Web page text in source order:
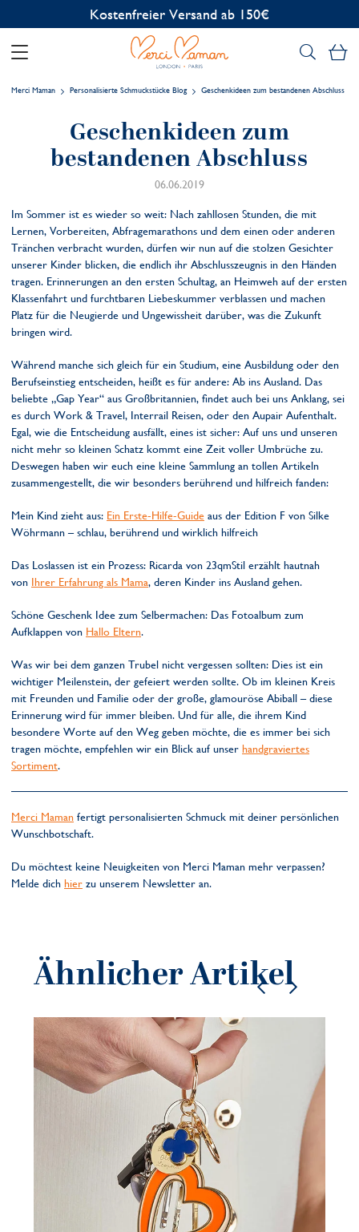
Kostenfreier Versand ab 150€
Merci Maman Personalisierte Schmuckstücke Blog Geschenkideen zum bestandenen Abschluss
Geschenkideen zum
bestandenen Abschluss
06.06.2019
Im Sommer ist es wieder so weit: Nach zahllosen Stunden, die mit
Lernen, Vorbereiten, Abfragemarathons und dem einen oder anderen
Tränchen verbracht wurden, dürfen wir nun auf die stolzen Gesichter
unserer Kinder blicken, die endlich ihr Abschlusszeugnis in den Händen
tragen. Erinnerungen an den ersten Schultag, an Heimweh auf der ersten
Klassenfahrt und furchtbaren Liebeskummer verblassen und machen
Platz für die Neugierde und Ungewissheit darüber, was die Zukunft
bringen wird.
Während manche sich gleich für ein Studium, eine Ausbildung oder den
Berufseinstieg entscheiden, heißt es für andere: Ab ins Ausland. Das
beliebte „Gap Year“ aus Großbritannien, findet auch bei uns Anklang, sei
es durch Work & Travel, Interrail Reisen, oder den Aupair Aufenthalt.
Egal, wie die Entscheidung ausfällt, eines ist sicher: Auf uns und unseren
nicht mehr so kleinen Schatz kommt eine Zeit voller Umbrüche zu.
Deswegen haben wir euch eine kleine Sammlung an tollen Artikeln
zusammengestellt, die wir besonders berührend und hilfreich fanden:
Mein Kind zieht aus: Ein Erste-Hilfe-Guide aus der Edition F von Silke
Wöhrmann – schlau, berührend und wirklich hilfreich
Das Loslassen ist ein Prozess: Ricarda von 23qmStil erzählt hautnah
von Ihrer Erfahrung als Mama, deren Kinder ins Ausland gehen.
Schöne Geschenk Idee zum Selbermachen: Das Fotoalbum zum
Aufklappen von Hallo Eltern.
Was wir bei dem ganzen Trubel nicht vergessen sollten: Dies ist ein
wichtiger Meilenstein, der gefeiert werden sollte. Ob im kleinen Kreis
mit Freunden und Familie oder der große, glamouröse Abiball – diese
Erinnerung wird für immer bleiben. Und für alle, die ihrem Kind
besondere Worte auf den Weg geben möchte, die es immer bei sich
tragen möchte, empfehlen wir ein Blick auf unser handgraviertes
Sortiment.
Merci Maman fertigt personalisierten Schmuck mit deiner persönlichen
Wunschbotschaft.
Du möchtest keine Neuigkeiten von Merci Maman mehr verpassen?
Melde dich hier zu unserem Newsletter an.
Ähnlicher Artikel